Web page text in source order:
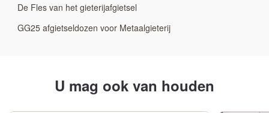
De Fles van het gieterijafgietsel
GG25 afgietseldozen voor Metaalgieterij
U mag ook van houden